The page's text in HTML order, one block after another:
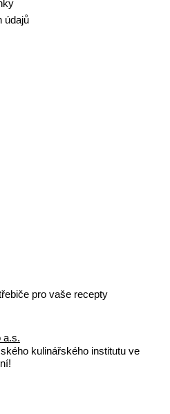
údajů
pro vaše recepty
a.s.
kulinářského institutu ve